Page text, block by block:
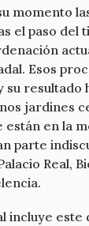
momento
el paso del
Esos
su resultado
jardines
están en la
parte
Real,
incluye